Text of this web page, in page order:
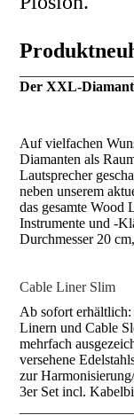
Der XXL-
Auf vielfachen
Diamanten als
Lautsprecher
neben unserem
das gesamte Wood
Instrumente und -
Durchmesser 20
Cable Liner Slim
Ab sofort
Linern und Cable
mehrfach
versehene
zur
3er Set incl.